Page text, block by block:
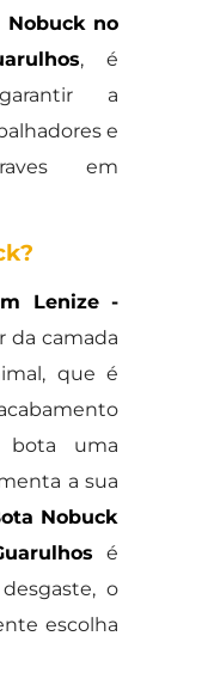
Nobuck no
, é
a
e
em
Lenize -
da camada
que é
bota uma
a sua
Nobuck
é
o
escolha